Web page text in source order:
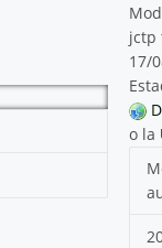
jctp
17/
o la